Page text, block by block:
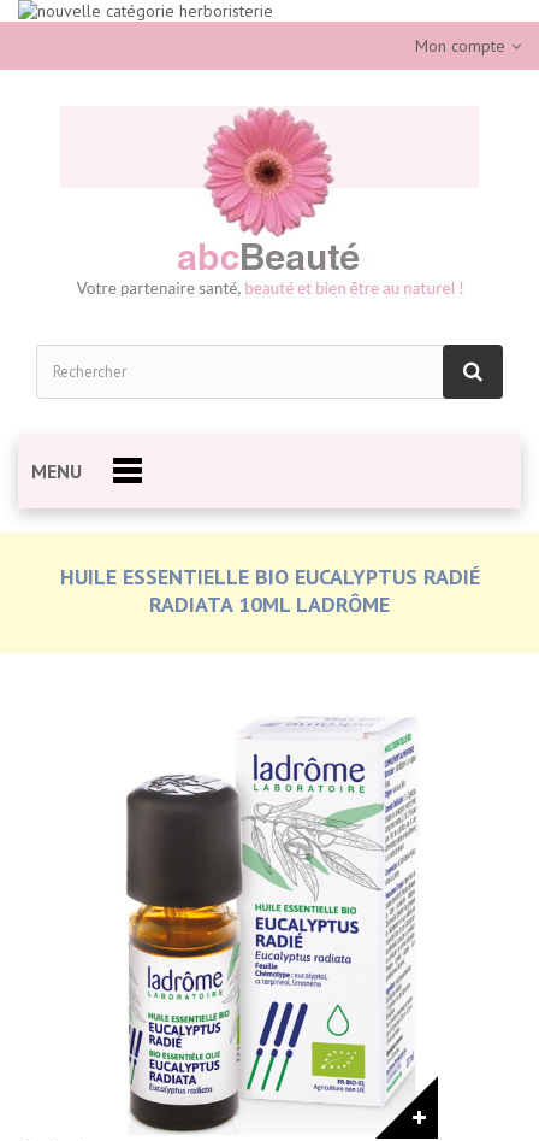
Mon compte
MENU
HUILE ESSENTIELLE BIO EUCALYPTUS RADIÉ
RADIATA 10ML LADRÔME